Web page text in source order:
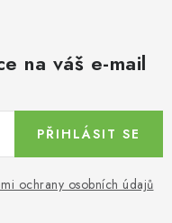
na váš e-mail
ochrany osobních údajů
PŘIHLÁSIT SE